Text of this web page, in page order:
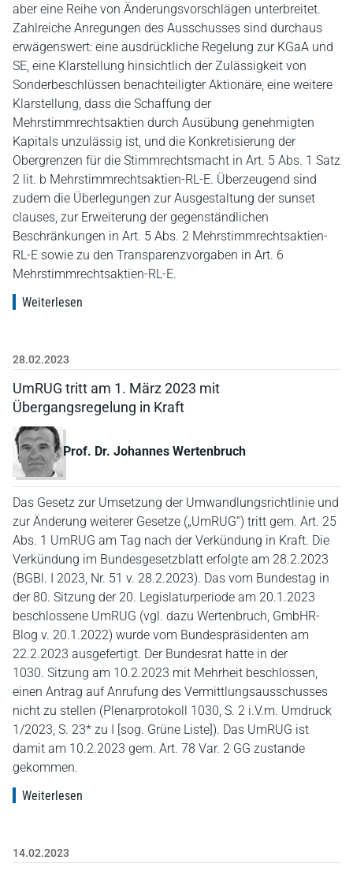
aber eine Reihe von Änderungsvorschlägen unterbreitet.
Zahlreiche Anregungen des Ausschusses sind durchaus
erwägenswert: eine ausdrückliche Regelung zur KGaA und
SE, eine Klarstellung hinsichtlich der Zulässigkeit von
Sonderbeschlüssen benachteiligter Aktionäre, eine weitere
Klarstellung, dass die Schaffung der
Mehrstimmrechtsaktien durch Ausübung genehmigten
Kapitals unzulässig ist, und die Konkretisierung der
Obergrenzen für die Stimmrechtsmacht in Art. 5 Abs. 1 Satz
2 lit. b Mehrstimmrechtsaktien-RL-E. Überzeugend sind
zudem die Überlegungen zur Ausgestaltung der sunset
clauses, zur Erweiterung der gegenständlichen
Beschränkungen in Art. 5 Abs. 2 Mehrstimmrechtsaktien-
RL-E sowie zu den Transparenzvorgaben in Art. 6
Mehrstimmrechtsaktien-RL-E.
Weiterlesen
28.02.2023
UmRUG tritt am 1. März 2023 mit
Übergangsregelung in Kraft
Prof. Dr. Johannes Wertenbruch
Das Gesetz zur Umsetzung der Umwandlungsrichtlinie und
zur Änderung weiterer Gesetze („UmRUG“) tritt gem. Art. 25
Abs. 1 UmRUG am Tag nach der Verkündung in Kraft. Die
Verkündung im Bundesgesetzblatt erfolgte am 28.2.2023
(BGBl. I 2023, Nr. 51 v. 28.2.2023). Das vom Bundestag in
der 80. Sitzung der 20. Legislaturperiode am 20.1.2023
beschlossene UmRUG (vgl. dazu Wertenbruch, GmbHR-
Blog v. 20.1.2022) wurde vom Bundespräsidenten am
22.2.2023 ausgefertigt. Der Bundesrat hatte in der
1030. Sitzung am 10.2.2023 mit Mehrheit beschlossen,
einen Antrag auf Anrufung des Vermittlungsausschusses
nicht zu stellen (Plenarprotokoll 1030, S. 2 i.V.m. Umdruck
1/2023, S. 23* zu I [sog. Grüne Liste]). Das UmRUG ist
damit am 10.2.2023 gem. Art. 78 Var. 2 GG zustande
gekommen.
Weiterlesen
14.02.2023